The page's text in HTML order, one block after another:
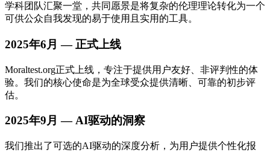
学科团队汇聚一堂，共同愿景是将复杂的伦理理论转化为一个
可供公众自我发现的易于使用且实用的工具。
2025年6月 — 正式上线
Moraltest.org正式上线，专注于提供用户友好、非评判性的体
验。我们的核心使命是为全球受众提供清晰、可靠的初步评
估。
2025年9月 — AI驱动的洞察
我们推出了可选的AI驱动的深度分析，为用户提供个性化报